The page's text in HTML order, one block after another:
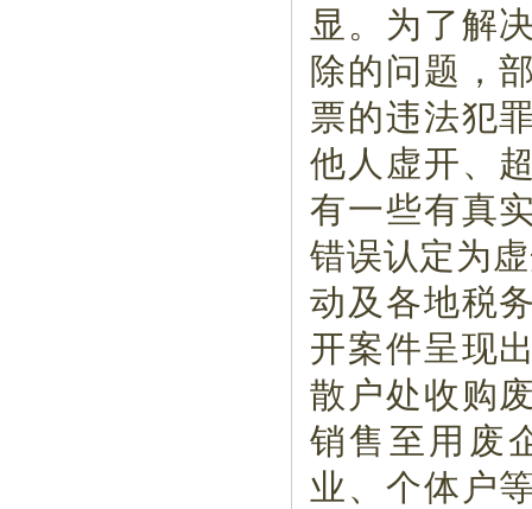
显。为了解
除的问题，
票的违法犯
他人虚开、
有一些有真
错误认定为
动及各地税
开案件呈现
散户处收购
销售至用废
业、个体户